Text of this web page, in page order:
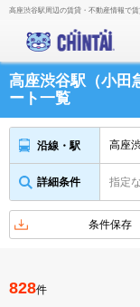
高座渋谷駅周辺の賃貸・不動産情報で
高座渋谷駅（小田
ート一覧
沿線・駅 高座
詳細条件 指定
条件保存
828件